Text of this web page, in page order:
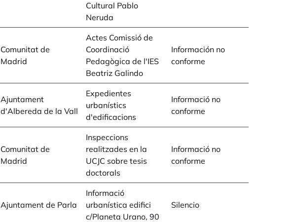
Cultural Pablo
Neruda
Comunitat de
Madrid
Actes Comissió de
Coordinació
Pedagògica de l'IES
Beatriz Galindo
Información no
conforme
Ajuntament
d'Albereda de la Vall
Expedientes
urbanístics
d'edificacions
Informació no
conforme
Comunitat de
Madrid
Inspeccions
realitzades en la
UCJC sobre tesis
doctorals
Informació no
conforme
Ajuntament de Parla
Informació
urbanística edifici
c/Planeta Urano, 90
Silencio